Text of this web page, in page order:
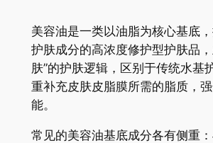
美容油是一类以油脂为核心基底
护肤成分的高浓度修护型护肤品
肤”的护肤逻辑，区别于传统水基
重补充皮肤皮脂膜所需的脂质，
能。
常见的美容油基底成分各有侧重